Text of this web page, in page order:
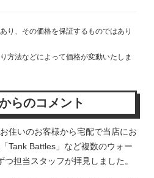
り、その価格を保証するものではあり
方法などによって価格が変動いたしま
らのコメント
住いのお客様から宅配で当店にお
Tank Battles」など複数のウォー
担当スタッフが拝見しました。